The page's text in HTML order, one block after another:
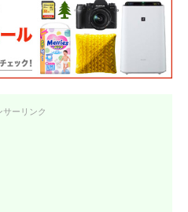
サーリンク